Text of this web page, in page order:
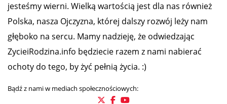
jesteśmy wierni. Wielką wartością jest dla nas również
Polska, nasza Ojczyzna, której dalszy rozwój leży nam
głęboko na sercu. Mamy nadzieję, że odwiedzając
ZycieiRodzina.info będziecie razem z nami nabierać
ochoty do tego, by żyć pełnią życia. :)
Bądź z nami w mediach społecznościowych: